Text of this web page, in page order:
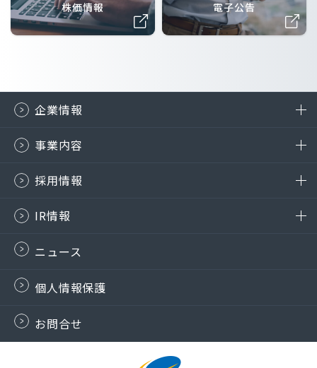
株価情報 電子公告
企業情報
事業内容
採用情報
IR情報
ニュース
個人情報保護
お問合せ